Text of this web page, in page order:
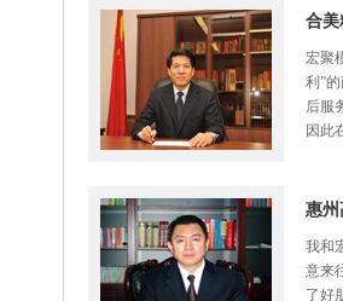
合美
宏聚
利”
后服
因此
惠州
我和
意来
了好